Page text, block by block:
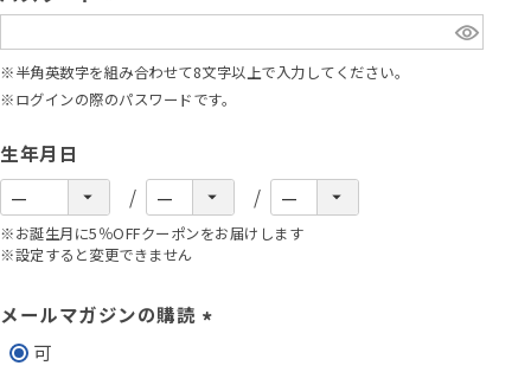
)
必
須
)
※半角英数字を組み合わせて8文字以上で入力してください。
※ログインの際のパスワードです。
生年月日
※お誕生月に5％OFFクーポンをお届けします
※設定すると変更できません
メールマガジンの購読
可